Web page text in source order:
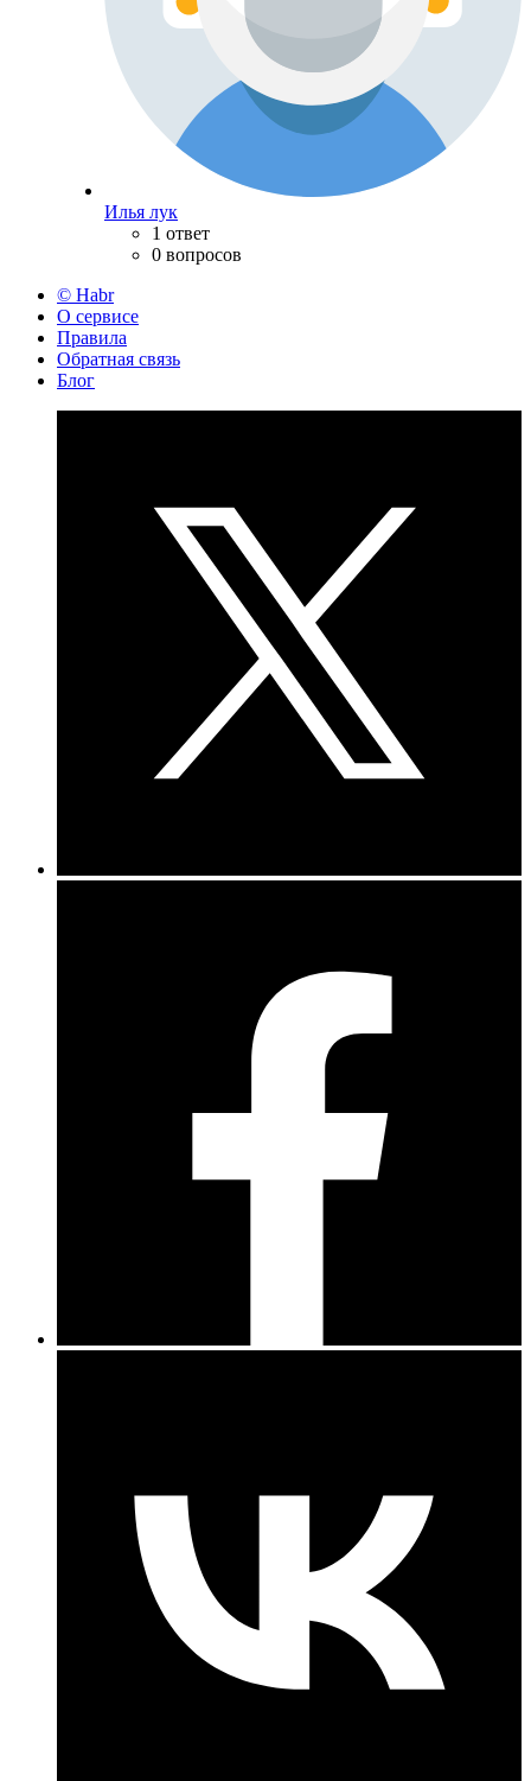
Илья лук
1 ответ
0 вопросов
© Habr
О сервисе
Правила
Обратная связь
Блог